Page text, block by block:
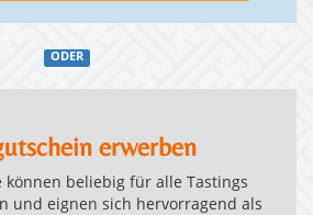
ODER
erwerben
können beliebig für alle Tastings
und eignen sich hervorragend als